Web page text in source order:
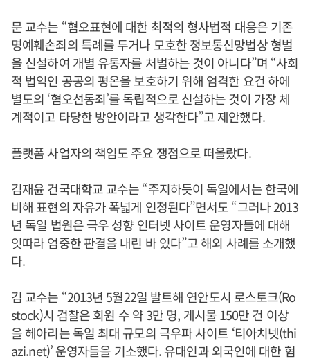
문 교수는 “혐오표현에 대한 최적의 형사법적 대응은 기존
명예훼손죄의 특례를 두거나 모호한 정보통신망법상 형벌
을 신설하여 개별 유통자를 처벌하는 것이 아니다”며 “사회
적 법익인 공공의 평온을 보호하기 위해 엄격한 요건 하에
별도의 ‘혐오선동죄’를 독립적으로 신설하는 것이 가장 체
계적이고 타당한 방안이라고 생각한다”고 제안했다.
플랫폼 사업자의 책임도 주요 쟁점으로 떠올랐다.
김재윤 건국대학교 교수는 “주지하듯이 독일에서는 한국에
비해 표현의 자유가 폭넓게 인정된다”면서도 “그러나 2013
년 독일 법원은 극우 성향 인터넷 사이트 운영자들에 대해
잇따라 엄중한 판결을 내린 바 있다”고 해외 사례를 소개했
다.
김 교수는 “2013년 5월22일 발트해 연안도시 로스토크(Ro
stock)시 검찰은 회원 수 약 3만 명, 게시물 150만 건 이상
을 헤아리는 독일 최대 규모의 극우파 사이트 ‘티아치넷(thi
azi.net)’ 운영자들을 기소했다. 유대인과 외국인에 대한 혐